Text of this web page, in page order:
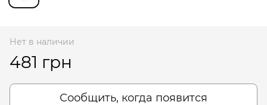
Нет в наличии
481 грн
Сообщить, когда появится